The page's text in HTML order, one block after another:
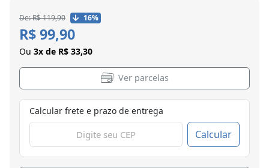
De: R$ 119,90 16%
R$ 99,90
Ou 3x de R$ 33,30
Ver parcelas
Calcular frete e prazo de entrega
Calcular